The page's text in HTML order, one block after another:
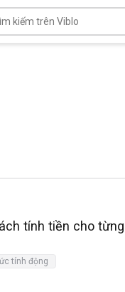
tính tiền cho từng
tính động